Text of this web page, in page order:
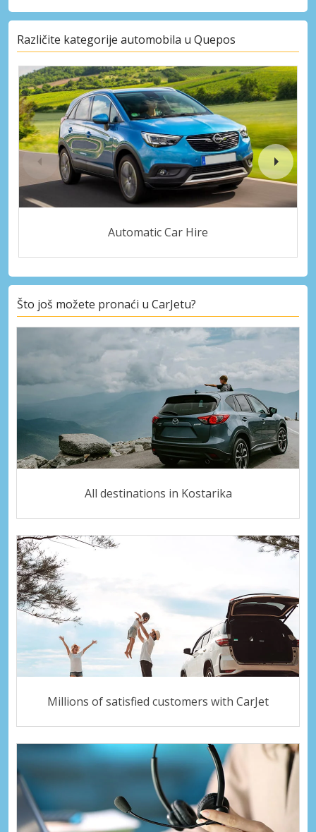
Različite kategorije automobila u Quepos
Automatic Car Hire
Što još možete pronaći u CarJetu?
All destinations in Kostarika
Millions of satisfied customers with CarJet